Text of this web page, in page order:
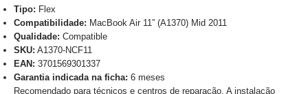
Tipo: Flex
Compatibilidade: MacBook Air 11” (A1370) Mid 2011
Qualidade: Compatible
SKU: A1370-NCF11
EAN: 3701569301337
Garantia indicada na ficha: 6 meses
Recomendado para técnicos e centros de reparação. A instalação